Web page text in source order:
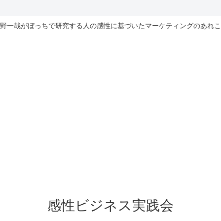
一哉がぼっちで研究する人の感性に基づいたマーケティングのあれ
感性ビジネス実践会